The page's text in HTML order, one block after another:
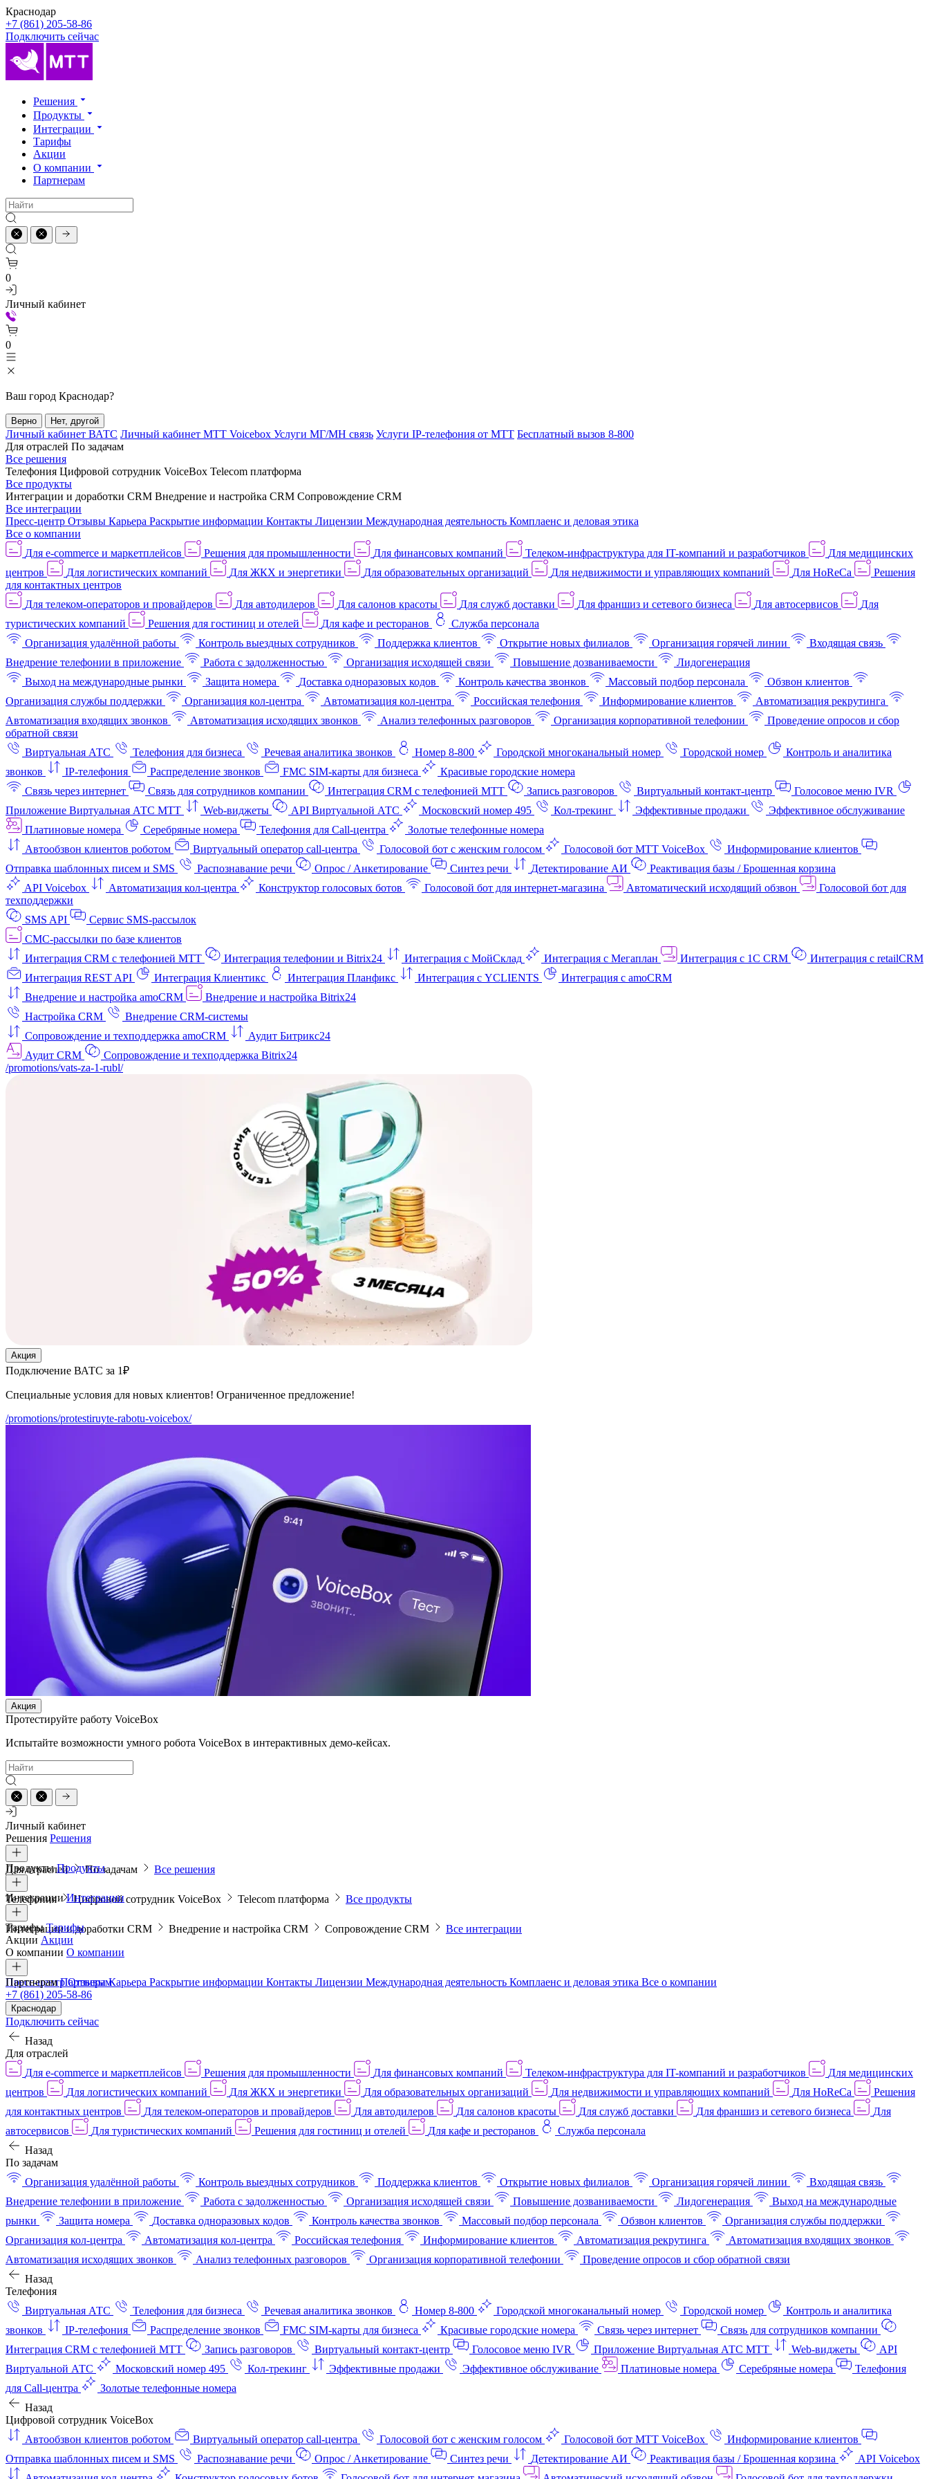
Краснодар
+7 (861) 205-58-86
Подключить сейчас
Решения
Продукты
Интеграции
Тарифы
Акции
О компании
Партнерам
0
Личный кабинет
0
Ваш город Краснодар?
Верно Нет, другой
Личный кабинет ВАТС Личный кабинет МТТ Voicebox Услуги МГ/МН связь Услуги IP-телефония от МТТ Бесплатный вызов 8-800
Для отраслей По задачам
Все решения
Телефония Цифровой сотрудник VoiceBox Telecom платформа
Все продукты
Интеграции и доработки CRM Внедрение и настройка CRM Сопровождение CRM
Все интеграции
Пресс-центр Отзывы Карьера Раскрытие информации Контакты Лицензии Международная деятельность Комплаенс и деловая этика
Все о компании
Для e-commerce и маркетплейсов
Решения для промышленности Для финансовых компаний Телеком-инфраструктура для IT-компаний и разработчиков
Для медицинских
центров
Для логистических компаний Для ЖКХ и энергетики Для образовательных организаций Для недвижимости и управляющих компаний Для HoReCa
Решения
для контактных центров
Для телеком-операторов и провайдеров
Для автодилеров Для салонов красоты Для служб доставки Для франшиз и сетевого бизнеса Для автосервисов
Для
туристических компаний
Решения для гостиниц и отелей Для кафе и ресторанов
Служба персонала
Организация удалённой работы
Контроль выездных сотрудников Поддержка клиентов Открытие новых филиалов Организация горячей линии
Входящая связь
Внедрение телефонии в приложение
Работа с задолженностью Организация исходящей связи Повышение дозваниваемости
Лидогенерация
Выход на международные рынки
Защита номера Доставка одноразовых кодов Контроль качества звонков Массовый подбор персонала
Обзвон клиентов
Организация службы поддержки
Организация кол-центра Автоматизация кол-центра Российская телефония Информирование клиентов
Автоматизация рекрутинга
Автоматизация входящих звонков
Автоматизация исходящих звонков Анализ телефонных разговоров Организация корпоративной телефонии
Проведение опросов и сбор
обратной связи
Виртуальная АТС
Телефония для бизнеса Речевая аналитика звонков Номер 8-800 Городской многоканальный номер Городской номер
Контроль и аналитика
звонков
IP-телефония Распределение звонков FMC SIM-карты для бизнеса
Красивые городские номера
Связь через интернет
Связь для сотрудников компании Интеграция CRM с телефонией МТТ Запись разговоров Виртуальный контакт‑центр
Голосовое меню IVR
Приложение Виртуальная АТС МТТ
Web-виджеты API Виртуальной АТС Московский номер 495 Кол-трекинг Эффективные продажи
Эффективное обслуживание
Платиновые номера
Серебряные номера Телефония для Call-центра
Золотые телефонные номера
Автообзвон клиентов роботом
Виртуальный оператор call-центра Голосовой бот с женским голосом Голосовой бот МТТ VoiceBox
Информирование клиентов
Отправка шаблонных писем и SMS
Распознавание речи Опрос / Анкетирование Синтез речи Детектирование АИ
Реактивация базы / Брошенная корзина
API Voicebox
Автоматизация кол‑центра Конструктор голосовых ботов Голосовой бот для интернет‑магазина Автоматический исходящий обзвон
Голосовой бот для
техподдержки
SMS API
Сервис SMS-рассылок
СМС-рассылки по базе клиентов
Интеграция CRM с телефонией МТТ
Интеграция телефонии и Bitrix24 Интеграция с МойСклад Интеграция с Мегаплан Интеграция с 1C CRM
Интеграция с retailCRM
Интеграция REST API
Интеграция Клиентикс Интеграция Планфикс Интеграция с YCLIENTS
Интеграция с amoCRM
Внедрение и настройка amoCRM
Внедрение и настройка Bitrix24
Настройка CRM
Внедрение CRM-системы
Сопровождение и техподдержка amoCRM
Аудит Битрикс24
Аудит CRM
Сопровождение и техподдержка Bitrix24
/promotions/vats-za-1-rubl/
Акция
Подключение ВАТС за 1₽
Специальные условия для новых клиентов! Ограниченное предложение!
/promotions/protestiruyte-rabotu-voicebox/
Акция
Протестируйте работу VoiceBox
Испытайте возможности умного робота VoiceBox в интерактивных демо-кейсах.
Личный кабинет
Решения Решения
Для отраслей По задачам Все решения
ПродуктыПродукты
Телефония Цифровой сотрудник VoiceBox Telecom платформа Все продукты
ИнтеграцииИнтеграции
Интеграции и доработки CRM Внедрение и настройка CRM Сопровождение CRM Все интеграции
ТарифыТарифы
Акции Акции
О компании О компании
Пресс-центрОтзывыКарьера Раскрытие информации Контакты Лицензии Международная деятельность Комплаенс и деловая этика Все о компании
ПартнерамПартнерам
+7 (861) 205-58-86
Краснодар
Подключить сейчас
Назад
Для отраслей
Для e-commerce и маркетплейсов
Решения для промышленности Для финансовых компаний Телеком-инфраструктура для IT-компаний и разработчиков
Для медицинских
центров
Для логистических компаний Для ЖКХ и энергетики Для образовательных организаций Для недвижимости и управляющих компаний Для HoReCa
Решения
для контактных центров
Для телеком-операторов и провайдеров Для автодилеров Для салонов красоты Для служб доставки Для франшиз и сетевого бизнеса
Для
автосервисов
Для туристических компаний Решения для гостиниц и отелей Для кафе и ресторанов
Служба персонала
Назад
По задачам
Организация удалённой работы
Контроль выездных сотрудников Поддержка клиентов Открытие новых филиалов Организация горячей линии
Входящая связь
Внедрение телефонии в приложение
Работа с задолженностью Организация исходящей связи Повышение дозваниваемости Лидогенерация
Выход на международные
рынки
Защита номера Доставка одноразовых кодов Контроль качества звонков Массовый подбор персонала Обзвон клиентов
Организация службы поддержки
Организация кол-центра
Автоматизация кол-центра Российская телефония Информирование клиентов Автоматизация рекрутинга
Автоматизация входящих звонков
Автоматизация исходящих звонков
Анализ телефонных разговоров Организация корпоративной телефонии
Проведение опросов и сбор обратной связи
Назад
Телефония
Виртуальная АТС
Телефония для бизнеса Речевая аналитика звонков Номер 8-800 Городской многоканальный номер Городской номер
Контроль и аналитика
звонков
IP-телефония Распределение звонков FMC SIM-карты для бизнеса Красивые городские номера Связь через интернет
Связь для сотрудников компании
Интеграция CRM с телефонией МТТ
Запись разговоров Виртуальный контакт‑центр Голосовое меню IVR Приложение Виртуальная АТС МТТ Web-виджеты
API
Виртуальной АТС
Московский номер 495 Кол-трекинг Эффективные продажи Эффективное обслуживание Платиновые номера Серебряные номера
Телефония
для Call-центра
Золотые телефонные номера
Назад
Цифровой сотрудник VoiceBox
Автообзвон клиентов роботом
Виртуальный оператор call-центра Голосовой бот с женским голосом Голосовой бот МТТ VoiceBox
Информирование клиентов
Отправка шаблонных писем и SMS
Распознавание речи Опрос / Анкетирование Синтез речи Детектирование АИ Реактивация базы / Брошенная корзина
API Voicebox